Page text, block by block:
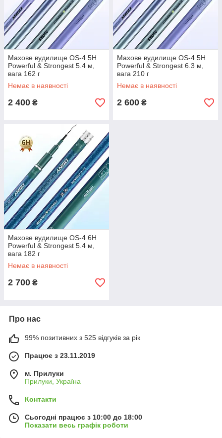
Махове вудилище OS-4 5Н
Powerful & Strongest 5.4 м,
вага 162 г
Немає в наявності
2 400 ₴
Махове вудилище OS-4 5Н
Powerful & Strongest 6.3 м,
вага 210 г
Немає в наявності
2 600 ₴
Махове вудилище OS-4 6Н
Powerful & Strongest 5.4 м,
вага 182 г
Немає в наявності
2 700 ₴
Про нас
99% позитивних з 525 відгуків за рік
Працює з 23.11.2019
м. Прилуки
Прилуки, Україна
Контакти
Сьогодні працює з 10:00 до 18:00
Показати весь графік роботи